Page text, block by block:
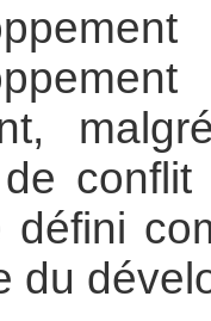
défini
du